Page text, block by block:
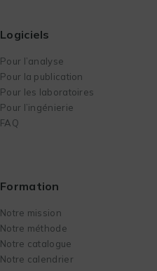
Logiciels
Pour l’analyse
Pour la publication
Pour les laboratoires
Pour l’ingénierie
FAQ
Formation
Notre mission
Notre méthode
Notre catalogue
Notre calendrier